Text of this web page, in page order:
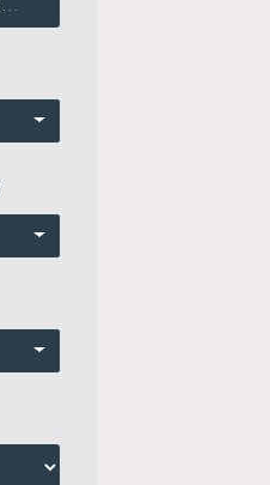
Apartamento próximo à Praia da Vila - Pérgamo Residence - Centro - Imbituba SC (1)
Apartamento próximo à Praia de Garopaba - Residencial Panorâmico - Jardim Panorâmico - Garopaba SC (1)
Apartamento Residencial Imbé - Centro - Imbituba SC (1)
Apartamento studios - The One Tower - Centro de Imbituba SC (2)